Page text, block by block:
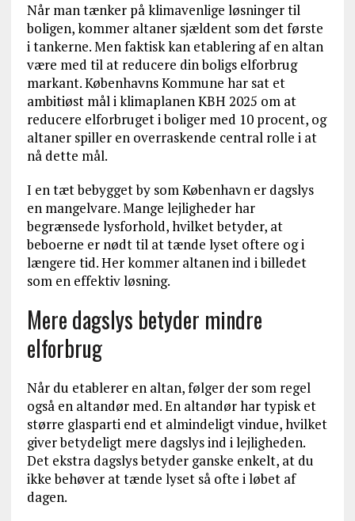
Når man tænker på klimavenlige løsninger til
boligen, kommer altaner sjældent som det første
i tankerne. Men faktisk kan etablering af en altan
være med til at reducere din boligs elforbrug
markant. Københavns Kommune har sat et
ambitiøst mål i klimaplanen KBH 2025 om at
reducere elforbruget i boliger med 10 procent, og
altaner spiller en overraskende central rolle i at
nå dette mål.
I en tæt bebygget by som København er dagslys
en mangelvare. Mange lejligheder har
begrænsede lysforhold, hvilket betyder, at
beboerne er nødt til at tænde lyset oftere og i
længere tid. Her kommer altanen ind i billedet
som en effektiv løsning.
Mere dagslys betyder mindre
elforbrug
Når du etablerer en altan, følger der som regel
også en altandør med. En altandør har typisk et
større glasparti end et almindeligt vindue, hvilket
giver betydeligt mere dagslys ind i lejligheden.
Det ekstra dagslys betyder ganske enkelt, at du
ikke behøver at tænde lyset så ofte i løbet af
dagen.